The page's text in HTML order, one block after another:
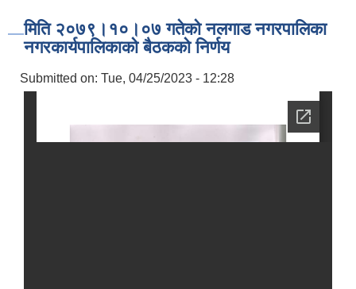
मिति २०७९।१०।०७ गतेको नलगाड नगरपालिका
नगरकार्यपालिकाको बैठकको निर्णय
Submitted on: Tue, 04/25/2023 - 12:28